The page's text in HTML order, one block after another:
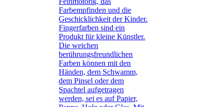
Farbempfinden und die
Geschicklichkeit der Kinder.
Fingerfarben sind ein
Produkt für kleine Künstler.
Die weichen
berührungsfreundlichen
Farben können mit den
Händen, dem Schwamm,
dem Pinsel oder dem
Spachtel aufgetragen
werden, sei es auf Papier,